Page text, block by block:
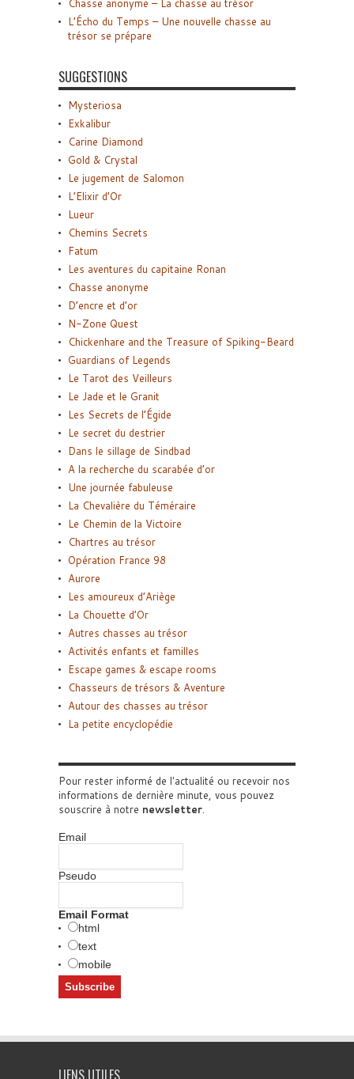
L’Écho du Temps – Une nouvelle chasse au
trésor se prépare
SUGGESTIONS
Mysteriosa
Exkalibur
Carine Diamond
Gold & Crystal
Le jugement de Salomon
L’Elixir d’Or
Lueur
Chemins Secrets
Fatum
Les aventures du capitaine Ronan
Chasse anonyme
D’encre et d’or
N-Zone Quest
Chickenhare and the Treasure of Spiking-Beard
Guardians of Legends
Le Tarot des Veilleurs
Le Jade et le Granit
Les Secrets de l’Égide
Le secret du destrier
Dans le sillage de Sindbad
A la recherche du scarabée d’or
Une journée fabuleuse
La Chevalière du Téméraire
Le Chemin de la Victoire
Chartres au trésor
Opération France 98
Aurore
Les amoureux d’Ariège
La Chouette d’Or
Autres chasses au trésor
Activités enfants et familles
Escape games & escape rooms
Chasseurs de trésors & Aventure
Autour des chasses au trésor
La petite encyclopédie
Pour rester informé de l'actualité ou recevoir nos
informations de dernière minute, vous pouvez
souscrire à notre newsletter
Email
Pseudo
Email Format
html
text
mobile
LIENS UTILES